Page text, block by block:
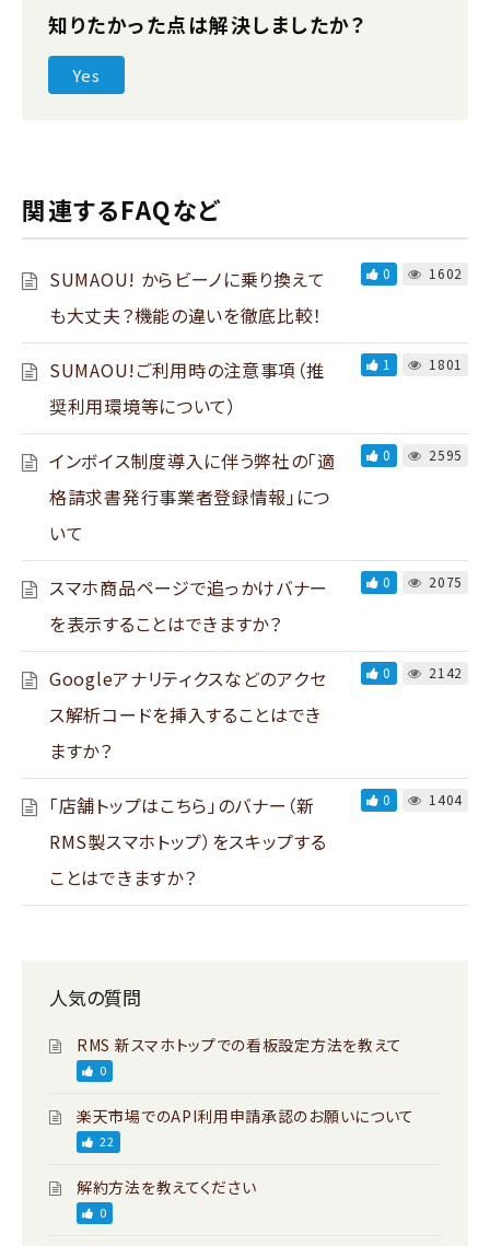
知りたかった点は解決しましたか？
Yes
関連するFAQなど
SUMAOU! からビーノに乗り換えて
も大丈夫？機能の違いを徹底比較！
0 1602
SUMAOU!ご利用時の注意事項（推
奨利用環境等について）
1 1801
インボイス制度導入に伴う弊社の「適
格請求書発行事業者登録情報」につ
いて
0 2595
スマホ商品ページで追っかけバナー
を表示することはできますか？
0 2075
Googleアナリティクスなどのアクセ
ス解析コードを挿入することはでき
ますか？
0 2142
「店舗トップはこちら」のバナー（新
RMS製スマホトップ）をスキップする
ことはできますか？
0 1404
人気の質問
RMS 新スマホトップでの看板設定方法を教えて
0
楽天市場でのAPI利用申請承認のお願いについて
22
解約方法を教えてください
0